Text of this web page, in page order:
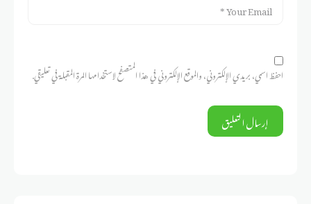
احفظ اسمي، بريدي الإلكتروني، والموقع الإلكتروني في هذا المتصفح لاستخدامها المرة المقبلة في تعليقي.